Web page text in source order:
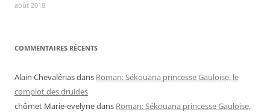
août 2018
COMMENTAIRES RÉCENTS
Alain Chevalériasdans Roman: Sékouana princesse Gauloise, le
complot des druides
chômet Marie-evelynedans Roman: Sékouana princesse Gauloise,